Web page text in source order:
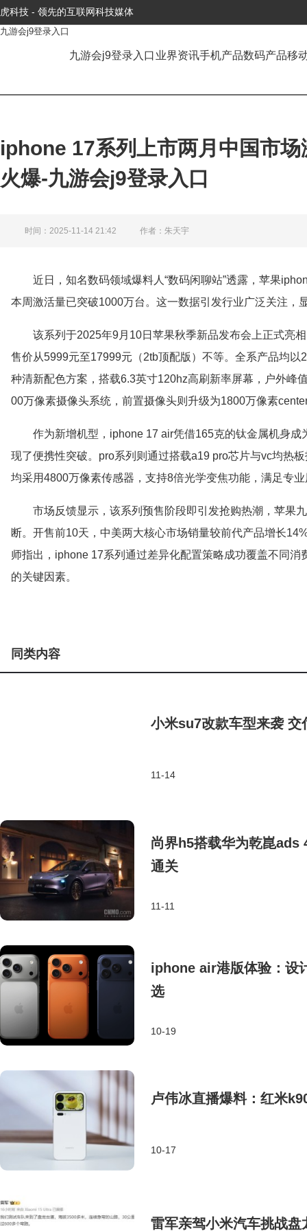
虎科技 - 领先的互联网科技媒体
九游会j9登录入口
九游会j9登录入口 业界资讯手机产品数码产品移
iphone 17系列上市两月中国市
火爆-九游会j9登录入口
时间：2025-11-14 21:42 作者：朱天宇
近日，知名数码领域爆料人“数码闲聊站”透露，苹果
本周激活量已突破1000万台。这一数据引发行业广泛关注，
该系列于2025年9月10日苹果秋季新品发布会上正式亮
售价从5999元至17999元（2tb顶配版）不等。全系产品均
种清新配色方案，搭载6.3英寸120hz高刷新率屏幕，户外峰
00万像素摄像头系统，前置摄像头则升级为1800万像素
作为新增机型，iphone 17 air凭借165克的钛金属机身
现了便携性突破。pro系列则通过搭载a19 pro芯片与vc均热
均采用4800万像素传感器，支持8倍光学变焦功能，满足专
市场反馈显示，该系列预售阶段即引发抢购热潮，苹果
断。开售前10天，中美两大核心市场销量较前代产品增长
师指出，iphone 17系列通过差异化配置策略成功覆盖不同
的关键因素。
同类内容
小米su7改款车型来袭 交
11-14
尚界h5搭载华为乾崑ads
通关
11-11
iphone air港版体验：设
选
10-19
卢伟冰直播爆料：红米
10-17
雷军亲驾小米汽车挑战